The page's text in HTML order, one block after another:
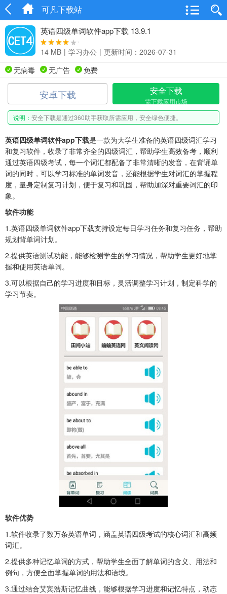
可凡下载站
英语四级单词软件app下载 13.9.1
14 MB | 学习办公 | 更新时间：2026-07-31
无病毒
无广告 免费
安卓下载 安全下载
需下载应用市场
说明： 安全下载是通过360助手获取所需应用，安全绿色便捷。
英语四级单词软件app下载是一款为大学生准备的英语四级词汇学习
和复习软件，收录了非常齐全的四级词汇，帮助学生高效备考，顺利
通过英语四级考试，每一个词汇都配备了非常清晰的发音，在背诵单
词的同时，可以学习标准的单词发音，还能根据学生对词汇的掌握程
度，量身定制复习计划，便于复习和巩固，帮助加深对重要词汇的印
象。
软件功能
1.英语四级单词软件app下载支持设定每日学习任务和复习任务，帮助
规划背单词计划。
2.提供英语测试功能，能够检测学生的学习情况，帮助学生更好地掌
握和使用英语单词。
3.可以根据自己的学习进度和目标，灵活调整学习计划，制定科学的
学习节奏。
软件优势
1.软件收录了数万条英语单词，涵盖英语四级考试的核心词汇和高频
词汇。
2.提供多种记忆单词的方式，帮助学生全面了解单词的含义、用法和
例句，方便全面掌握单词的用法和语境。
3.通过结合艾宾浩斯记忆曲线，能够根据学习进度和记忆特点，动态